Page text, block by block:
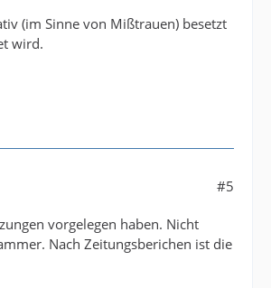
(im Sinne von Mißtrauen) besetzt
wird.
#5
vorgelegen haben. Nicht
Nach Zeitungsberichen ist die